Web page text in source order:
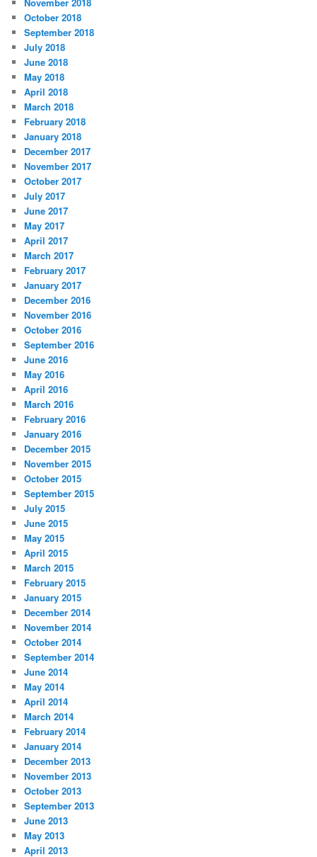
October 2018
September 2018
July 2018
June 2018
May 2018
April 2018
March 2018
February 2018
January 2018
December 2017
November 2017
October 2017
July 2017
June 2017
May 2017
April 2017
March 2017
February 2017
January 2017
December 2016
November 2016
October 2016
September 2016
June 2016
May 2016
April 2016
March 2016
February 2016
January 2016
December 2015
November 2015
October 2015
September 2015
July 2015
June 2015
May 2015
April 2015
March 2015
February 2015
January 2015
December 2014
November 2014
October 2014
September 2014
June 2014
May 2014
April 2014
March 2014
February 2014
January 2014
December 2013
November 2013
October 2013
September 2013
June 2013
May 2013
April 2013